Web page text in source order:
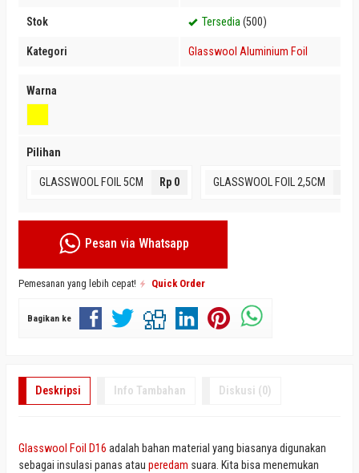
Stok Tersedia (500)
Kategori Glasswool Aluminium Foil
Warna
Pilihan
GLASSWOOL FOIL 5CM Rp 0 GLASSWOOL FOIL 2,5CM
Pesan via Whatsapp
Pemesanan yang lebih cepat! Quick Order
Bagikan ke
Deskripsi Info Tambahan Diskusi (0)
Glasswool Foil D16 adalah bahan material yang biasanya digunakan
sebagai insulasi panas atau peredam suara. Kita bisa menemukan